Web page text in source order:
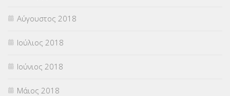
Αύγουστος 2018
Ιούλιος 2018
Ιούνιος 2018
Μάιος 2018